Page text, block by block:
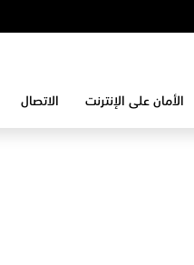
الأمان على الإنترنت الاتصال